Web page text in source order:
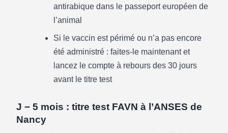
antirabique dans le passeport européen de
l’animal
Si le vaccin est périmé ou n’a pas encore
été administré : faites-le maintenant et
lancez le compte à rebours des 30 jours
avant le titre test
J − 5 mois : titre test FAVN à l’ANSES de
Nancy